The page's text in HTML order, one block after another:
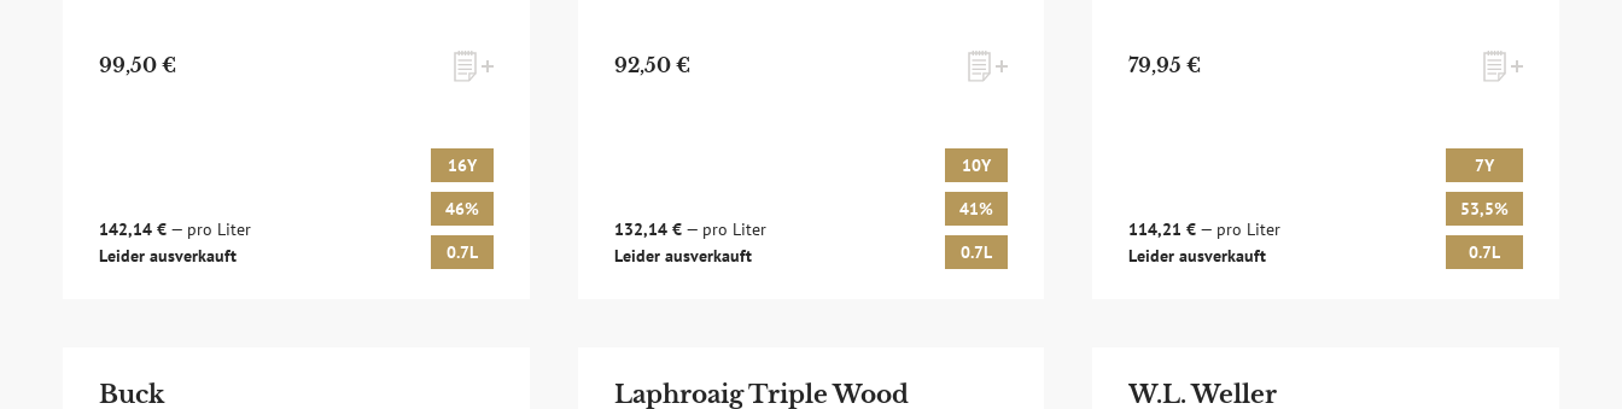
99,50 €
142,14 € — pro Liter
Leider ausverkauft
16Y
46%
0.7L
92,50 €
132,14 €— pro Liter
Leider ausverkauft
10Y
41%
0.7L
79,95 €
114,21 € — pro Liter
Leider ausverkauft
7Y
53,5%
0.7L
Buck Laphroaig Triple Wood W.L. Weller